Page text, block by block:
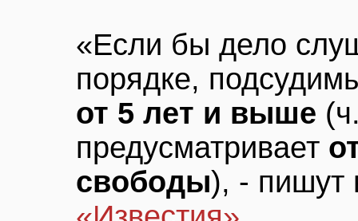
«Если бы дело
порядке,
от 5 лет и выше
предусматривает
свободы), - пишут